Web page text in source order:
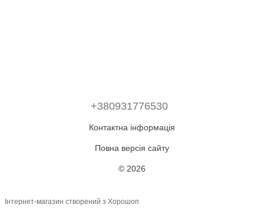
+380931776530
Контактна інформація
Повна версія сайту
© 2026
Інтернет-магазин створений з Хорошоп